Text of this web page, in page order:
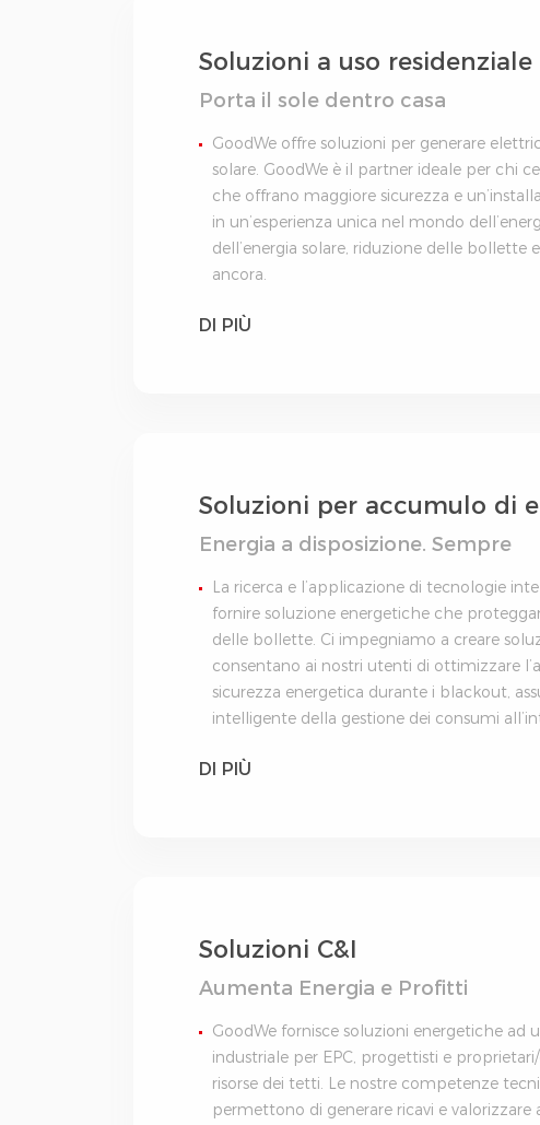
Soluzioni a uso residenziale
Porta il sole dentro casa
GoodWe offre soluzioni per generare
solare. GoodWe è il partner ideale per chi
che offrano maggiore sicurezza e
in un’esperienza unica nel mondo
dell’energia solare, riduzione delle
ancora.
DI PIÙ
Soluzioni per accumulo di
Energia a disposizione. Sempre
La ricerca e l’applicazione di tecnologie
fornire soluzione energetiche che
delle bollette. Ci impegniamo a creare
consentano ai nostri utenti di ottimizzare
sicurezza energetica durante i blackout,
intelligente della gestione dei consumi
DI PIÙ
Soluzioni C&I
Aumenta Energia e Profitti
GoodWe fornisce soluzioni energetiche ad
industriale per EPC, progettisti e
risorse dei tetti. Le nostre competenze
permettono di generare ricavi e